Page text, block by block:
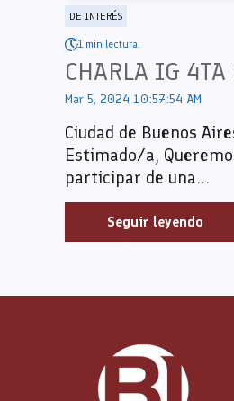
DE INTERÉS
1 min lectura.
CHARLA IG 4TA
Mar 5, 2024 10:57:54 AM
Ciudad de Buenos
Estimado/a,
participar de una...
Seguir leyendo